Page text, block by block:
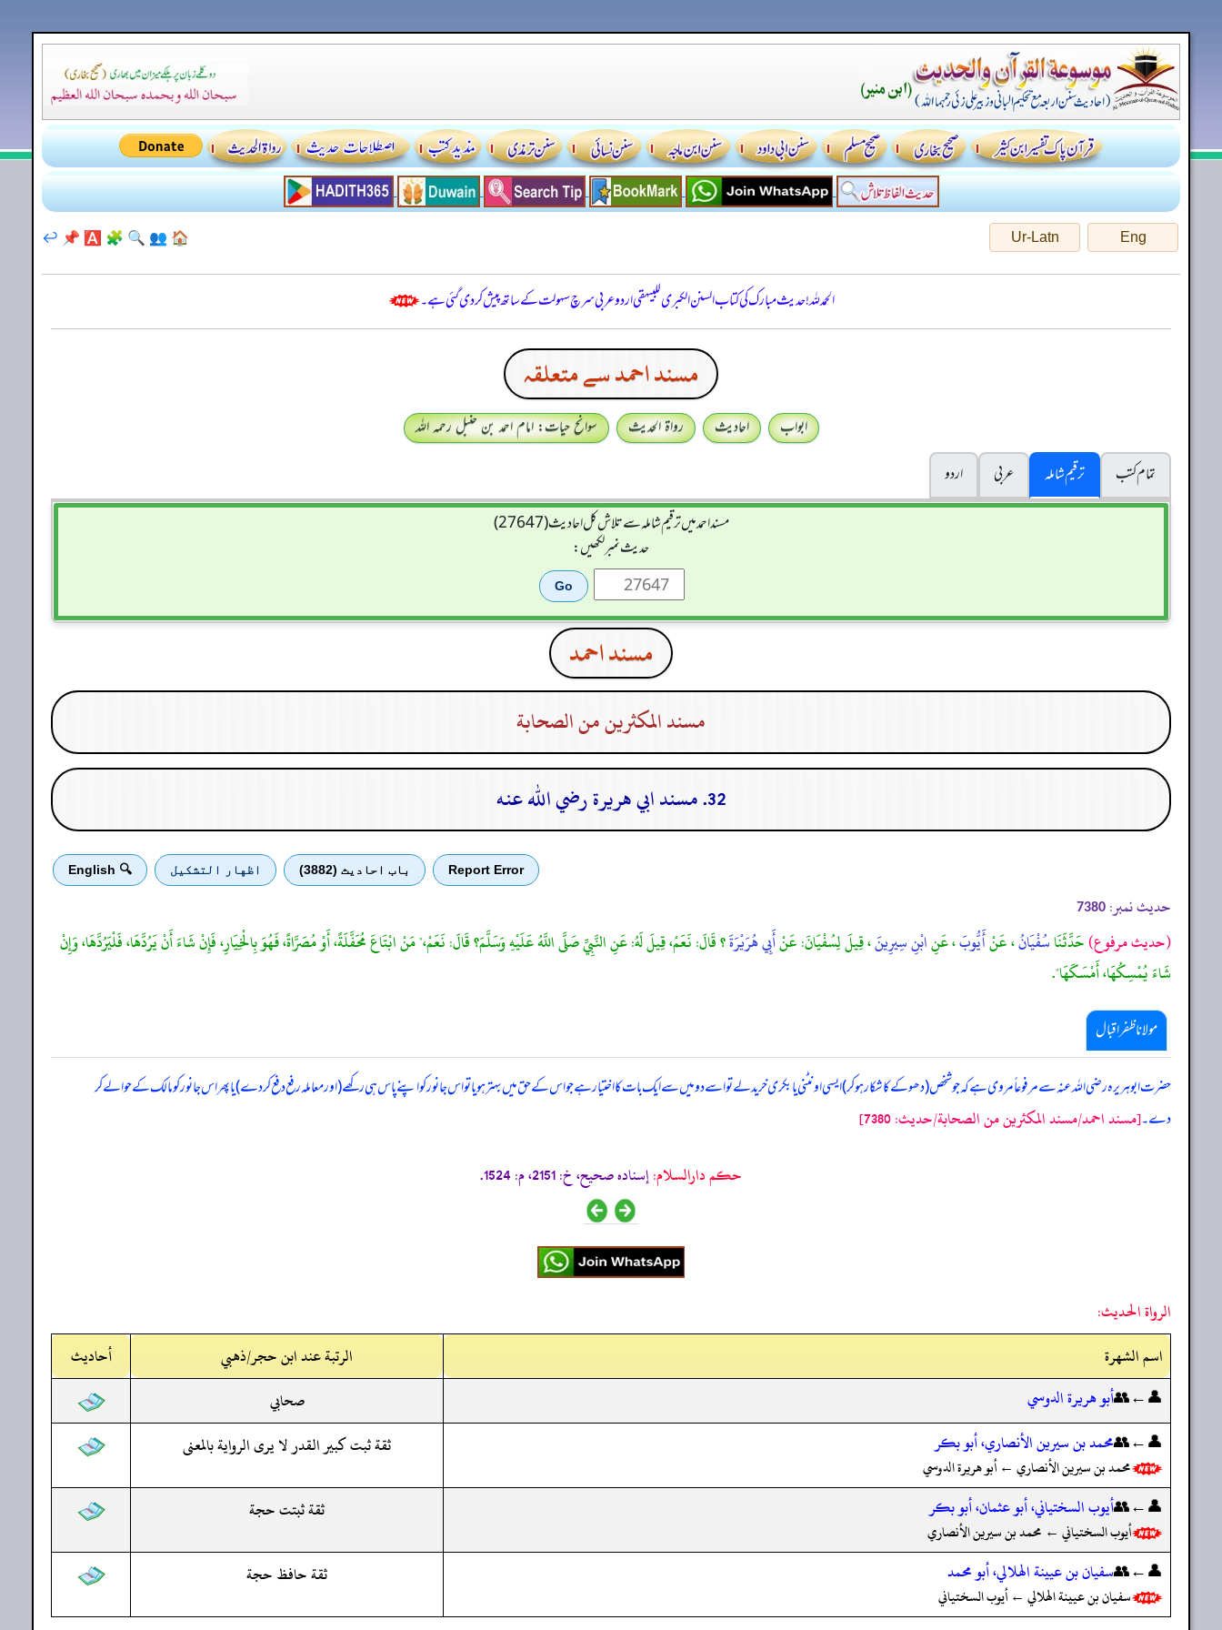
Eng
Ur-Latn
🏠
👥
🔍
🧩
🅰️
📌
↩️
الحمدللہ! حدیث مبارک کی کتاب السنن الكبرى للبيهقي اردو عربی سرچ سہولت کے ساتھ پیش کر دی گئی ہے۔
مسند احمد سے متعلقہ
ابواب احادیث رواۃ الحدیث
سوانح حیات: امام احمد بن حنبل رحمہ اللہ
تمام کتب
ترقیم شاملہ عربی
اردو
مسند احمد میں ترقیم شاملہ سے تلاش کل احادیث (27647)
حدیث نمبر لکھیں:
مسند احمد
مسند المكثرين من الصحابة
32. مسند ابي هريرة رضي الله عنه
Report Error باب احادیث (3882) اظهار التشكيل 🔍 English
حدیث نمبر: 7380
(حديث مرفوع)حَدَّثَنَاسُفْيَانُ، عَنْأَيُّوبَ، عَنِابْنِ سِيرِينَ، قِيلَ لِسُفْيَانَ: عَنْأَبِي هُرَيْرَةَ؟ قَالَ: نَعَمْ، قِيلَ لَهُ: عَنِ النَّبِيِّ صَلَّى اللَّهُ عَلَيْهِ وَسَلَّمَ؟ قَالَ: نَعَمْ،" مَنْ ابْتَاعَ مُحَفَّلَةً، أَوْ مُصَرَّاةً، فَهُوَ بِالْخِيَارِ، فَإِنْ شَاءَ أَنْ يَرُدَّهَا، فَلْيَرُدَّهَا، وَإِنْ
شَاءَ يُمْسِكُهَا، أَمْسَكَهَا".
مولانا ظفر اقبال
حضرت ابوہریرہ رضی اللہ عنہ سے مرفوعاً مروی ہے کہ جو شخص (دھوکے کا شکار ہو کر) ایسی اونٹنی یا بکری خرید لے تو اسے دو میں سے ایک بات کا اختیار ہے جو اس کے حق میں بہتر ہو یا تو اس جانور کو اپنے پاس ہی رکھے (اور معاملہ رفع دفع کر دے) یا پھر اس جانور کو مالک کے حوالے کر
دے۔[مسند احمد/مسند المكثرين من الصحابة/حدیث: 7380]
حکم دارالسلام:إسناده صحيح، خ: 2151، م: 1524.
الرواة الحديث:
اسم الشهرة
الرتبة عند ابن حجر/ذهبي
أحاديث
👤←👥أبو هريرة الدوسي
صحابي
👤←👥محمد بن سيرين الأنصاري، أبو بكر
محمد بن سيرين الأنصاري ← أبو هريرة الدوسي
ثقة ثبت كبير القدر لا يرى الرواية بالمعنى
👤←👥أيوب السختياني، أبو عثمان، أبو بكر
أيوب السختياني ← محمد بن سيرين الأنصاري
ثقة ثبتت حجة
👤←👥سفيان بن عيينة الهلالي، أبو محمد
سفيان بن عيينة الهلالي ← أيوب السختياني
ثقة حافظ حجة